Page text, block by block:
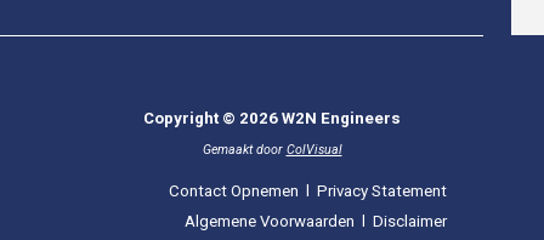
Copyright © 2026 W2N Engineers
Gemaakt door ColVisual
Contact Opnemen
Privacy Statement
Algemene Voorwaarden
Disclaimer